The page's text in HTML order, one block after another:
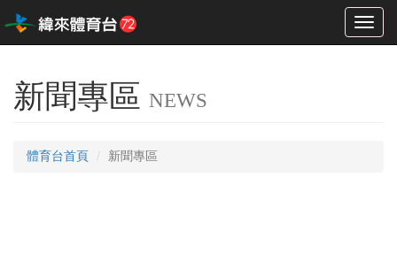
Toggle
新聞專區 NEWS
體育台首頁 新聞專區